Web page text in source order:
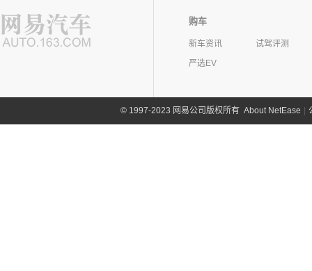
购车
新车资讯
试驾评测
严选EV
©1997-2023 网易公司版权所有 About NetEase